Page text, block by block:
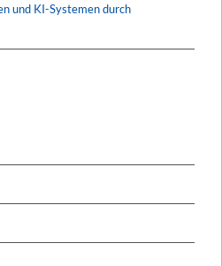
und KI-Systemen durch